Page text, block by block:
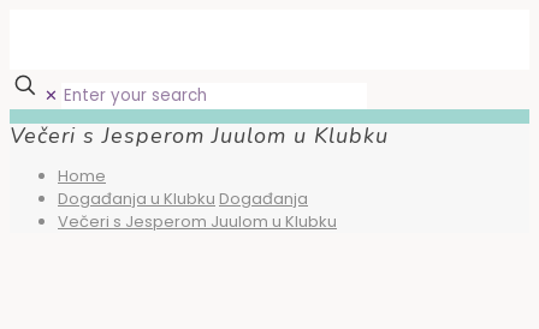
✕
Večeri s Jesperom Juulom u Klubku
Home
Događanja u Klubku Događanja
Večeri s Jesperom Juulom u Klubku